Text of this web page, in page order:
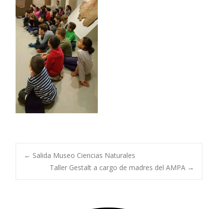
Navegación
← Salida Museo Ciencias Naturales
Taller Gestalt a cargo de madres del AMPA →